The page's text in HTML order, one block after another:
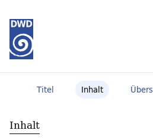
Titel Inhalt
Inhalt